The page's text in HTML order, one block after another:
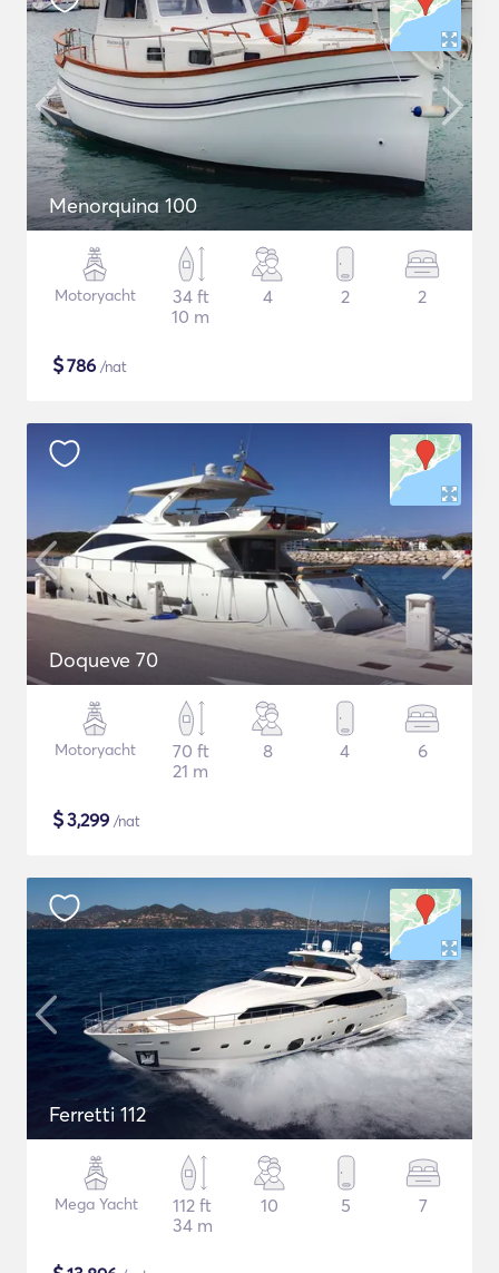
Menorquina 100
Motoryacht
34 ft
10 m
4 2 2
$786 /nat
Doqueve 70
Motoryacht
70 ft
21 m
8 4 6
$3,299 /nat
Ferretti 112
Mega Yacht
112 ft
34 m
10 5 7